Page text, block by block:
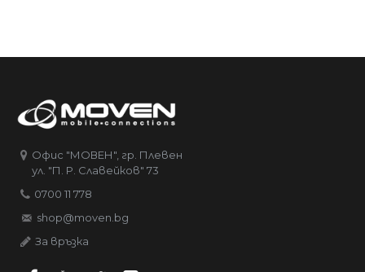
Офис "МОВЕН", гр. Плевен
ул. "П. Р. Славейков" 73
0700 11 778
shop@moven.bg
За връзка